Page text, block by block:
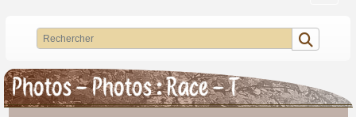
Photos - Photos : Race - T